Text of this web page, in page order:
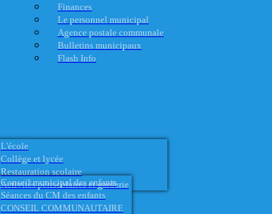
Finances
Le personnel municipal
Agence postale communale
Bulletins municipaux
Flash Info
L'école
Collège et lycée
Restauration scolaire
Activités périscolaires et garderie
Conseil municipal des enfants
Séances du CM des enfants
CONSEIL COMMUNAUTAIRE